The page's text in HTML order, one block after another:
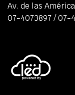
Av. de las
07-4073897 / 07-